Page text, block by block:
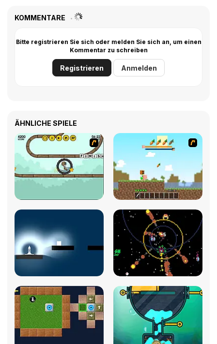
KOMMENTARE
Bitte registrieren Sie sich oder melden Sie sich an, um einen
Kommentar zu schreiben
Registrieren Anmelden
ÄHNLICHE SPIELE